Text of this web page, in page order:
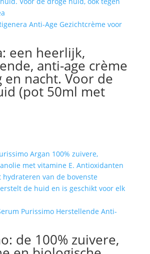
een heerlijk,
anti-age crème
en nacht. Voor de
(pot 50ml met
Argan 100% zuivere,
met vitamine E. Antioxidanten
hydrateren van de bovenste
de huid en is geschikt voor elk
de 100% zuivere,